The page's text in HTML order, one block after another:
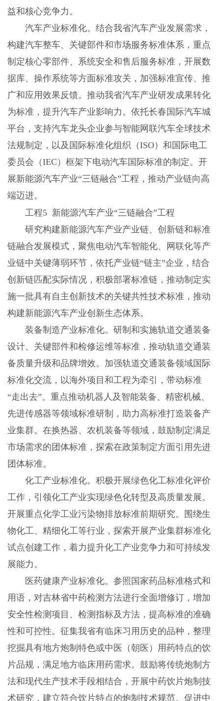
益和核心竞争力。
汽车产业标准化。结合我省汽车产业发展需求，
构建汽车整车、关键部件和市场服务标准体系，重点
制定核心零部件、系统安全和售后服务标准，开展数
据库、操作系统等方面标准攻关，加强标准宣传、推
广和应用效果反馈。推动我省汽车产业研发成果转化
为标准，提升汽车产业影响力。依托长春国际汽车城
平台，支持汽车龙头企业参与智能网联汽车全球技术
法规制定，以及国际标准化组织（ISO）和国际电工
委员会（IEC）框架下电动汽车国际标准的制定。开
展新能源汽车产业“三链融合”工程，推动产业链向高
端迈进。
工程5 新能源汽车产业“三链融合”工程
研究构建新能源汽车产业产业链、创新链和标准
链融合发展模式，聚焦电动汽车智能化、网联化等产
业链中关键薄弱环节，依托产业链“链主”企业，结合
创新链匹配实际情况，积极部署标准链，推动制定实
施一批具有自主创新技术的关键共性技术标准，推动
构建新能源汽车产业创新生态体系。
装备制造产业标准化。研制和实施轨道交通装备
设计、关键部件和检修运维等标准，推动轨道交通装
备质量升级和品牌增效。加强轨道交通装备领域国际
标准化交流，以海外项目和工程为牵引，带动标准
“走出去”。重点推动机器人及智能装备、精密机械、
先进传感器等领域标准研制，助力高标准打造装备产
业集群。在换热器、农机装备等领域，鼓励制定满足
市场需求的团体标准，探索在政策制定方面引用先进
团体标准。
化工产业标准化。积极开展绿色化工标准化评价
工作，引领化工产业实现绿色化转型及高质量发展。
开展重点化学工业污染物排放标准前期研究。围绕生
物化工、精细化工等行业，探索开展产业集群标准化
试点创建工作，着力提升化工产业竞争力和可持续发
展能力。
医药健康产业标准化。参照国家药品标准格式和
用语，对吉林省中药检测方法进行全面增修订，增加
安全性检测项目、检测指标及方法，提高标准的准确
性和可控性。征集我省有临床习用历史的品种，整理
挖掘具有地方炮制特色或中医（朝医）用药特点的饮
片品规，满足地方临床用药需求。鼓励将传统炮制方
法和现代生产技术手段相结合，开展中药饮片炮制技
术研究，建立符合饮片特点的炮制技术规范。促进中